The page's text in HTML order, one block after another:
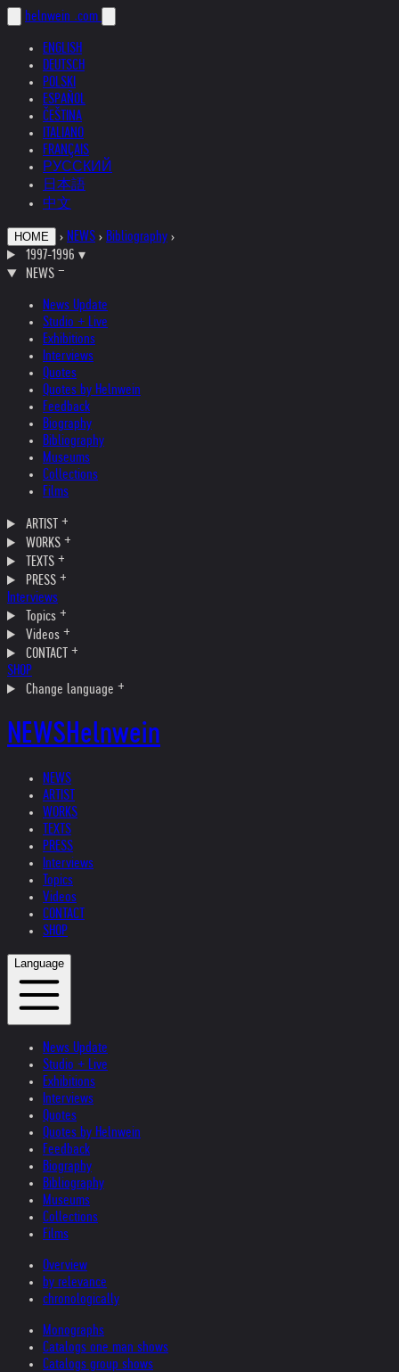
helnwein .com
ENGLISH
DEUTSCH
POLSKI
ESPAÑOL
ČEŠTINA
ITALIANO
FRANÇAIS
РУССКИЙ
日本語
中文
HOME › NEWS › Bibliography ›
1997-1996 ▾
NEWS
News Update
Studio + Live
Exhibitions
Interviews
Quotes
Quotes by Helnwein
Feedback
Biography
Bibliography
Museums
Collections
Films
ARTIST
WORKS
TEXTS
PRESS
Interviews
Topics
Videos
CONTACT
SHOP
Change language
NEWSHelnwein
NEWS
ARTIST
WORKS
TEXTS
PRESS
Interviews
Topics
Videos
CONTACT
SHOP
Language
News Update
Studio + Live
Exhibitions
Interviews
Quotes
Quotes by Helnwein
Feedback
Biography
Bibliography
Museums
Collections
Films
Overview
by relevance
chronologically
Monographs
Catalogs one man shows
Catalogs group shows